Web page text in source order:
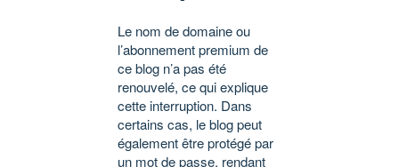
Le nom de domaine ou
l’abonnement premium de
ce blog n’a pas été
renouvelé, ce qui explique
cette interruption. Dans
certains cas, le blog peut
également être protégé par
un mot de passe, rendant